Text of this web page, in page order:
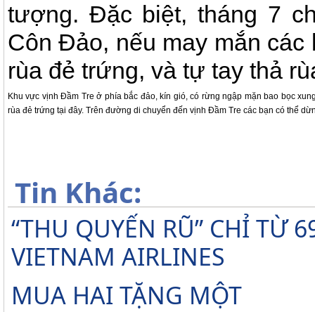
tượng. Đặc biệt, tháng 7
Côn Đảo, nếu may mắn
rùa đẻ trứng, và tự tay thả
Khu vực vịnh Đầm Tre ở phía bắc đảo, kín gió, có rừng ngập mặn bao bọc
rùa đẻ trứng tại đây. Trên đường di chuyển đến vịnh Đầm Tre các bạn có thể
Tin Khác:
“THU QUYẾN RŨ” CHỈ TỪ
VIETNAM AIRLINES
MUA HAI TẶNG MỘT